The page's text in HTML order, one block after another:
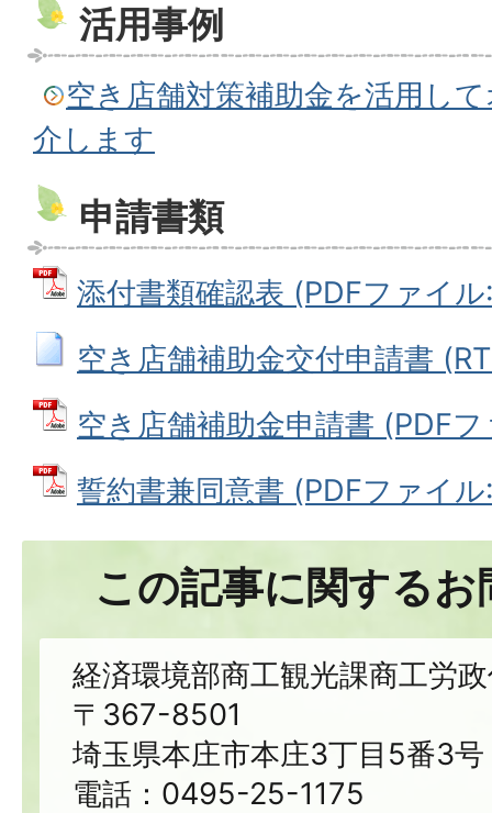
活用事例
空き店舗対策補助金を活用し
介します
申請書類
添付書類確認表 (PDFファイ
空き店舗補助金交付申請書
空き店舗補助金申請書 (PDF
誓約書兼同意書 (PDFファイ
この記事に関する
経済環境部商工観光課商工労
〒367-8501
埼玉県本庄市本庄3丁目5番3号
電話：0495-25-1175